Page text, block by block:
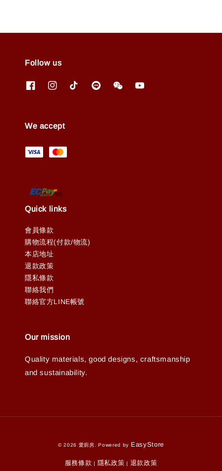
Follow us
We accept
Quick links
會員條款
購物流程(付款/物流)
本店地址
退款政策
隱私條款
聯絡我們
聯絡官方LINE帳號
Our mission
Quality materials, good designs, craftsmanship
and sustainability.
© 2026 愛廚房. Powered by EasyStore
服務條款 | 隱私政策 | 退款政策